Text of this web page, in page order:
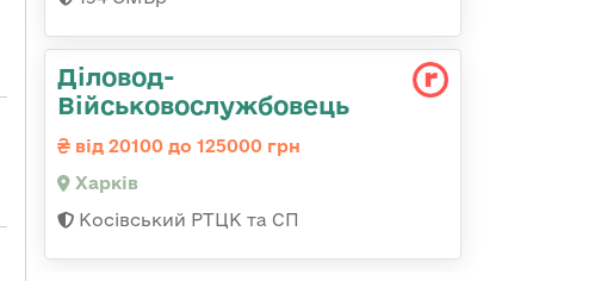
Діловод-
Військовослужбовець
від 20100 до 125000 грн
Харків
Косівський РТЦК та СП